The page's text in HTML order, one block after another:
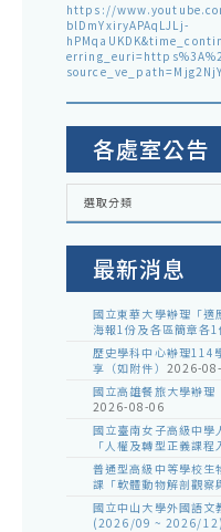
https://
blDmYxiryAPAqLJLj-
各處室公告
各
室
選取分類
最新消息
國立東華大學辦理「適
海報1份及各區簡章各
歷史學科中心辦理114
享（如附件） 2026-
國立高雄餐旅大學辦
2026-08-06
國立臺南女子高級中
「人權及轉型正義課
普通型高級中等學校
課「軟體動物解剖觀
國立中山大學外國語
(2026/09 ~ 2026/